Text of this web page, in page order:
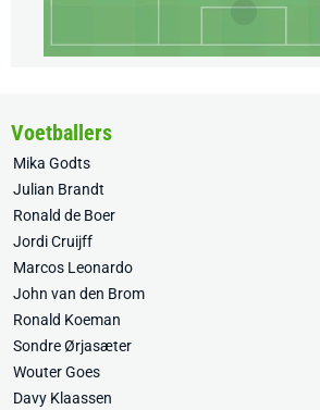
Voetballers
Mika Godts
Julian Brandt
Ronald de Boer
Jordi Cruijff
Marcos Leonardo
John van den Brom
Ronald Koeman
Sondre Ørjasæter
Wouter Goes
Davy Klaassen